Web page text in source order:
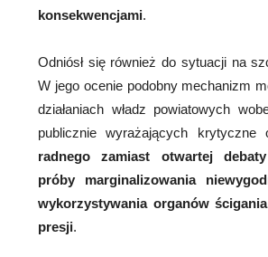
konsekwencjami.
Odniósł się również do sytuacji na
W jego ocenie podobny mechanizm
działaniach władz powiatowych
publicznie wyrażających krytyczne
radnego zamiast otwartej
próby marginalizowania
wykorzystywania organów
presji.